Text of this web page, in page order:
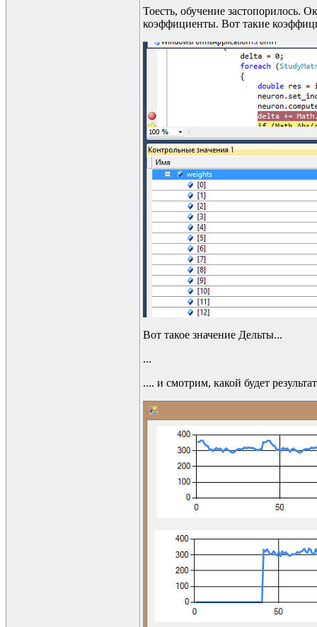
Тоесть, обучение застопорилось.
коэффициенты. Вот такие
Вот такое значение Дельты...
...
.... и смотрим, какой будет